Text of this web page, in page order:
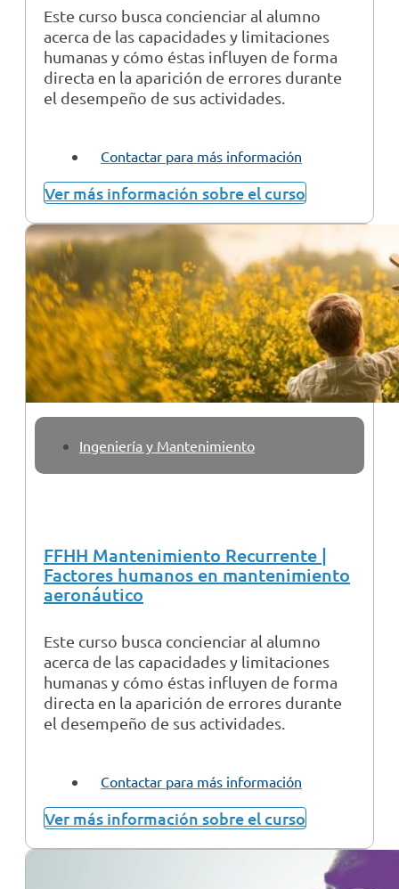
Este curso busca concienciar al alumno
acerca de las capacidades y limitaciones
humanas y cómo éstas influyen de forma
directa en la aparición de errores durante
el desempeño de sus actividades.
Contactar para más información
Ver más información sobre el curso
Ingeniería y Mantenimiento
FFHH Mantenimiento Recurrente |
Factores humanos en mantenimiento
aeronáutico
Este curso busca concienciar al alumno
acerca de las capacidades y limitaciones
humanas y cómo éstas influyen de forma
directa en la aparición de errores durante
el desempeño de sus actividades.
Contactar para más información
Ver más información sobre el curso